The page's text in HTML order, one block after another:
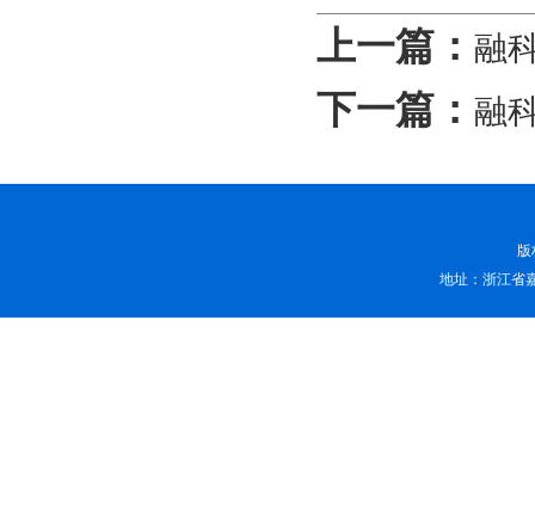
上一篇： 融
下一篇： 融
版
地址：浙江省